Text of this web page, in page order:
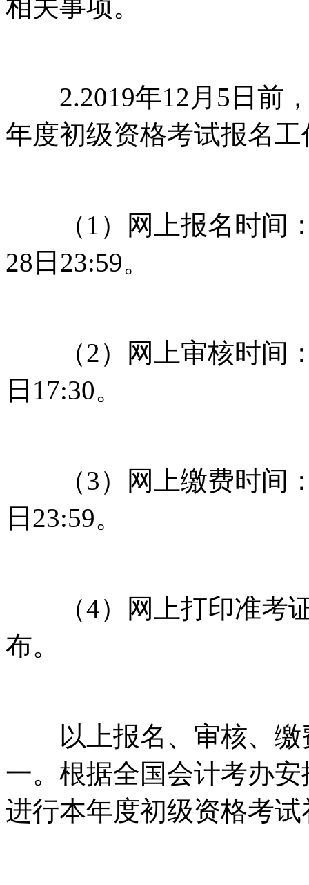
相关事项。
2.2019年12月5日前，
年度初级资格考试报名工
（1）网上报名时间：
28日23:59。
（2）网上审核时间：
日17:30。
（3）网上缴费时间：
日23:59。
（4）网上打印准考证
布。
以上报名、审核、缴
一。根据全国会计考办
进行本年度初级资格考